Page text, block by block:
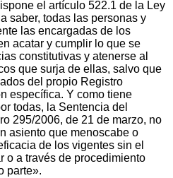
el artículo 522.1 de la Ley
saber, todas las personas y
las encargadas de los
acatar y cumplir lo que se
constitutivas y atenerse al
que surja de ellas, salvo que
del propio Registro
específica. Y como tiene
todas, la Sentencia del
295/2006, de 21 de marzo, no
asiento que menoscabe o
de los vigentes sin el
o a través de procedimiento
parte».